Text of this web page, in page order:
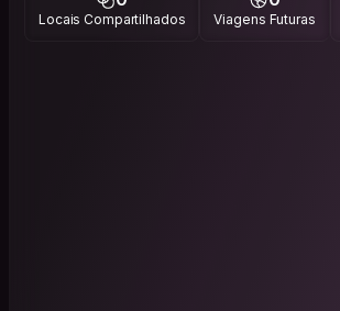
Locais Compartilhados Viagens Futuras